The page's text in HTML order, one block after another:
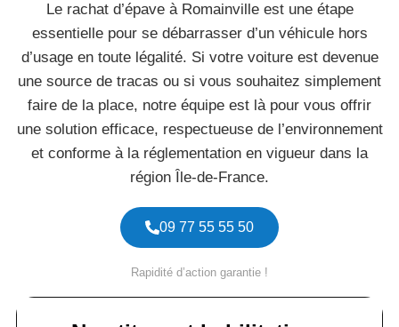
Le rachat d’épave à Romainville est une étape
essentielle pour se débarrasser d’un véhicule hors
d’usage en toute légalité. Si votre voiture est devenue
une source de tracas ou si vous souhaitez simplement
faire de la place, notre équipe est là pour vous offrir
une solution efficace, respectueuse de l’environnement
et conforme à la réglementation en vigueur dans la
région Île-de-France.
09 77 55 55 50
Rapidité d’action garantie !